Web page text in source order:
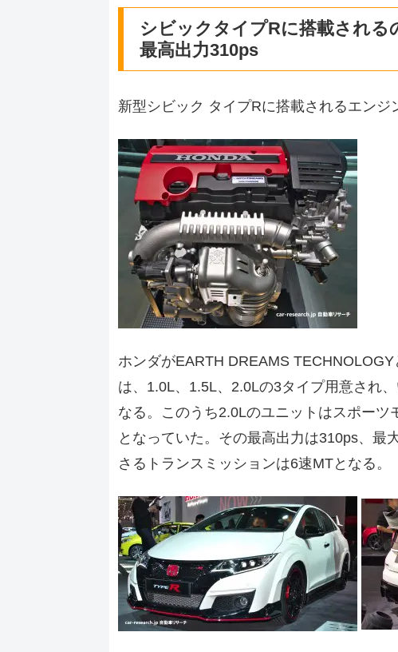
シビックタイプRに搭載される
最高出力310ps
新型シビック タイプRに搭載されるエンジ
ホンダがEARTH DREAMS
は、1.0L、1.5L、2.0Lの3タイプ用意され
なる。このうち2.0Lのユニットはスポー
となっていた。その最高出力は310ps、最
さるトランスミッションは6速MTとなる。